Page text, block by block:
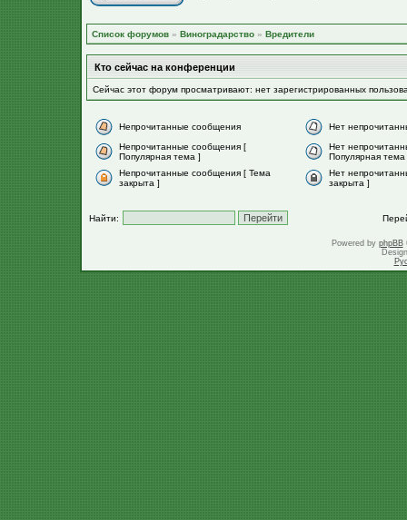
Список форумов » Виноградарство » Вредители
Кто сейчас на конференции
Сейчас этот форум просматривают: нет зарегистрированных
Непрочитанные сообщения
Нет
Непрочитанные сообщения [
Популярная тема ]
Нет
Популярная тема
Непрочитанные сообщения [ Тема
закрыта ]
Нет
закрыта ]
Найти:
Powered by phpBB